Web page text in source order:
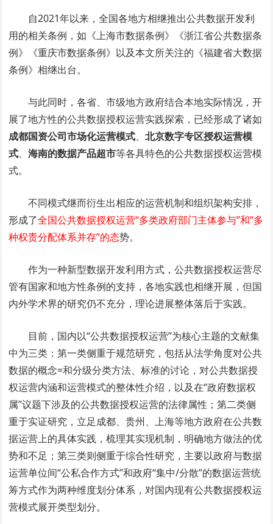
自2021年以来，全国各地方相继推出公共数据开发利
用的相关条例，如《上海市数据条例》《浙江省公共数据条
例》《重庆市数据条例》以及本文所关注的《福建省大数据
条例》相继出台。
与此同时，各省、市级地方政府结合本地实际情况，开
展了地方性的公共数据授权运营实践探索，已经形成了诸如
成都国资公司市场化运营模式、北京数字专区授权运营模
式、海南的数据产品超市等各具特色的公共数据授权运营模
式。
不同模式继而衍生出相应的运营机制和组织架构安排，
形成了全国公共数据授权运营“多类政府部门主体参与”和“多
种权责分配体系并存”的态势。
作为一种新型数据开发利用方式，公共数据授权运营尽
管有国家和地方性条例的支持，各地实践也相继开展，但国
内外学术界的研究仍不充分，理论进展整体落后于实践。
目前，国内以“公共数据授权运营”为核心主题的文献集
中为三类：第一类侧重于规范研究，包括从法学角度对公共
数据的概念=和分级分类方法、标准的讨论，对公共数据授
权运营内涵和运营模式的整体性介绍，以及在“政府数据权
属”议题下涉及的公共数据授权运营的法律属性；第二类侧
重于实证研究，立足成都、贵州、上海等地方政府在公共数
据运营上的具体实践，梳理其实现机制，明确地方做法的优
势和不足；第三类则侧重于综合性研究，主要以政府与数据
运营单位间“公私合作方式”和政府“集中/分散”的数据运营统
筹方式作为两种维度划分体系，对国内现有公共数据授权运
营模式展开类型划分。